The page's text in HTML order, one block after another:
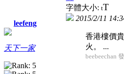
leefeng
天下一家
字體大小: tT
2015/2/11
香港樓價
火。 ...
beebeechan